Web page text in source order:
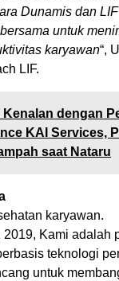
Dunamis dan
untuk
karyawan“,
LIF.
Kenalan dengan
KAI Services,
saat Nataru
karyawan.
2019, Kami adalah
teknologi
untuk